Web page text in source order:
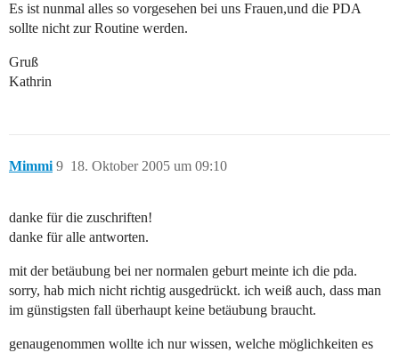
Es ist nunmal alles so vorgesehen bei uns Frauen,und die PDA
sollte nicht zur Routine werden.
Gruß
Kathrin
Mimmi 18. Oktober 2005 um 09:10
9
danke für die zuschriften!
danke für alle antworten.
mit der betäubung bei ner normalen geburt meinte ich die pda.
sorry, hab mich nicht richtig ausgedrückt. ich weiß auch, dass man
im günstigsten fall überhaupt keine betäubung braucht.
genaugenommen wollte ich nur wissen, welche möglichkeiten es